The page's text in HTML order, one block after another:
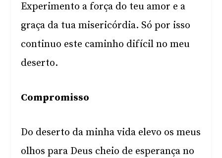
Experimento a força do teu amor e a
graça da tua misericórdia. Só por isso
continuo este caminho difícil no meu
deserto.
Compromisso
Do deserto da minha vida elevo os meus
olhos para Deus cheio de esperança no